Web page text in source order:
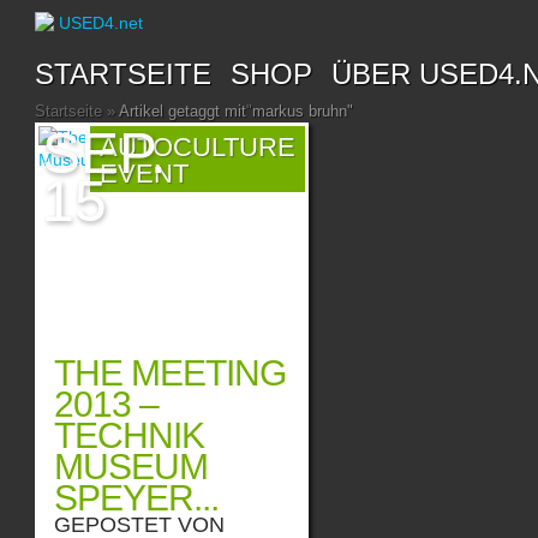
STARTSEITE SHOP ÜBER
Startseite » Artikel getaggt mit"markus bruhn"
AUTOCULTURE
EVENT
SEP.
15
THE MEETING
2013 –
TECHNIK
MUSEUM
SPEYER...
GEPOSTET VON